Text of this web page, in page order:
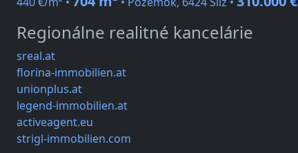
Regionálne realitné kancelárie
sreal.at
florina-immobilien.at
unionplus.at
legend-immobilien.at
activeagent.eu
strigl-immobilien.com